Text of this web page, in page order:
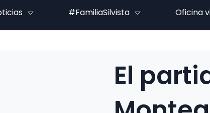
#FamiliaSilvista Oficina
El